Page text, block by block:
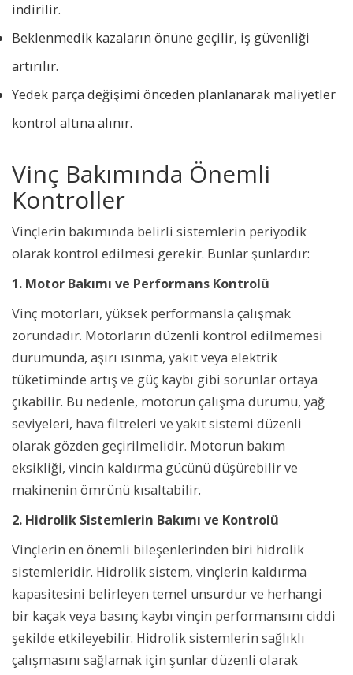
indirilir.
Beklenmedik kazaların önüne geçilir, iş güvenliği
artırılır.
Yedek parça değişimi önceden planlanarak maliyetler
kontrol altına alınır.
Vinç Bakımında Önemli
Kontroller
Vinçlerin bakımında belirli sistemlerin periyodik
olarak kontrol edilmesi gerekir. Bunlar şunlardır:
1. Motor Bakımı ve Performans Kontrolü
Vinç motorları, yüksek performansla çalışmak
zorundadır. Motorların düzenli kontrol edilmemesi
durumunda, aşırı ısınma, yakıt veya elektrik
tüketiminde artış ve güç kaybı gibi sorunlar ortaya
çıkabilir. Bu nedenle, motorun çalışma durumu, yağ
seviyeleri, hava filtreleri ve yakıt sistemi düzenli
olarak gözden geçirilmelidir. Motorun bakım
eksikliği, vincin kaldırma gücünü düşürebilir ve
makinenin ömrünü kısaltabilir.
2. Hidrolik Sistemlerin Bakımı ve Kontrolü
Vinçlerin en önemli bileşenlerinden biri hidrolik
sistemleridir. Hidrolik sistem, vinçlerin kaldırma
kapasitesini belirleyen temel unsurdur ve herhangi
bir kaçak veya basınç kaybı vinçin performansını ciddi
şekilde etkileyebilir. Hidrolik sistemlerin sağlıklı
çalışmasını sağlamak için şunlar düzenli olarak